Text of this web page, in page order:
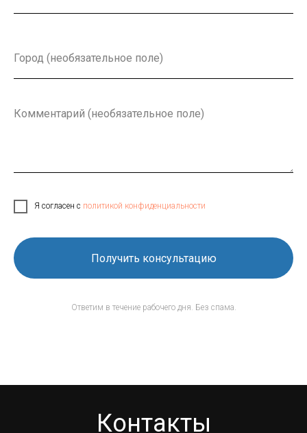
Я согласен с политикой конфиденциальности
Получить консультацию
Ответим в течение рабочего дня. Без спама.
Контакты